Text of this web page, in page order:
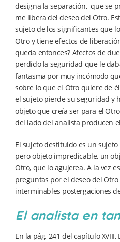
designa la separación, que se
me libera del deseo del Otro.
sujeto de los significantes que
Otro y tiene efectos de
queda entonces? Afectos de
perdido la seguridad que le
fantasma por muy incómodo
sobre lo que el Otro quiere de
el sujeto pierde su seguridad y
objeto que creía ser para el
del lado del analista producen
El sujeto destituido es un
pero objeto impredicable, un
Otro, que lo agujerea. A la vez
preguntas por el deseo del
interminables postergaciones
El analista en
En la pág. 241 del capítulo XVIII,